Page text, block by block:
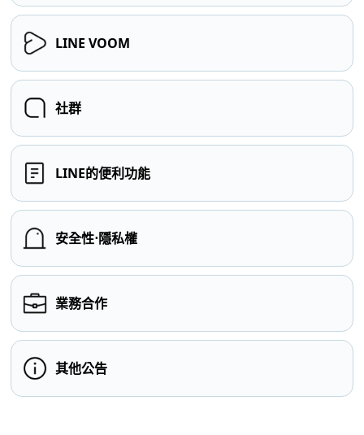
LINE VOOM
社群
LINE的便利功能
安全性⋅隱私權
業務合作
其他公告